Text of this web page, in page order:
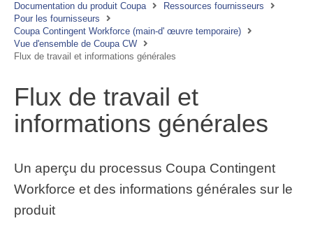
Documentation du produit Coupa
Ressources fournisseurs
Pour les fournisseurs
Coupa Contingent Workforce (main-d' œuvre temporaire)
Vue d'ensemble de Coupa CW
Flux de travail et informations générales
Flux de travail et
informations générales
Un aperçu du processus Coupa Contingent
Workforce et des informations générales sur le
produit